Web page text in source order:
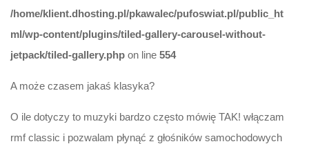
/home/klient.dhosting.pl/pkawalec/pufoswiat.pl/public_ht
ml/wp-content/plugins/tiled-gallery-carousel-without-
jetpack/tiled-gallery.php on line 554
A może czasem jakaś klasyka?
O ile dotyczy to muzyki bardzo często mówię TAK! włączam
rmf classic i pozwalam płynąć z głośników samochodowych